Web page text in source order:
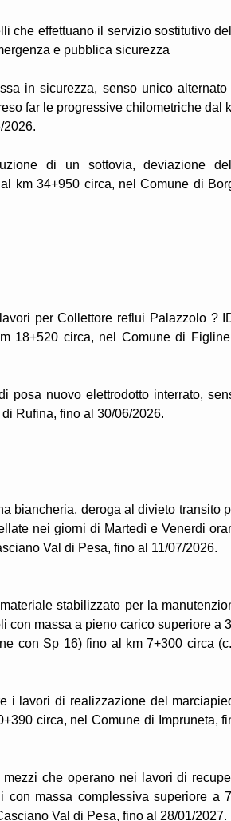
che effettuano il servizio sostitutivo
e pubblica sicurezza
in sicurezza, senso unico alternato
far le progressive chilometriche dal
2026.
di un sottovia, deviazione
km 34+950 circa, nel Comune di
per Collettore reflui Palazzolo ?
18+520 circa, nel Comune di
posa nuovo elettrodotto interrato,
Rufina, fino al 30/06/2026.
biancheria, deroga al divieto transito
nei giorni di Martedì e Venerdi
Val di Pesa, fino al 11/07/2026.
stabilizzato per la
con massa a pieno carico superiore a
con Sp 16) fino al km 7+300 circa
i lavori di realizzazione del
circa, nel Comune di Impruneta,
che operano nei lavori di
massa complessiva superiore a
Val di Pesa, fino al 28/01/2027.